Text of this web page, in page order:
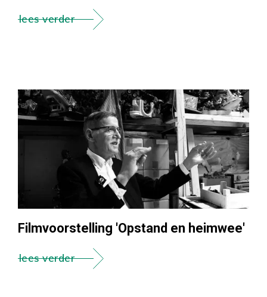
lees verder
Filmvoorstelling 'Opstand en heimwee'
lees verder